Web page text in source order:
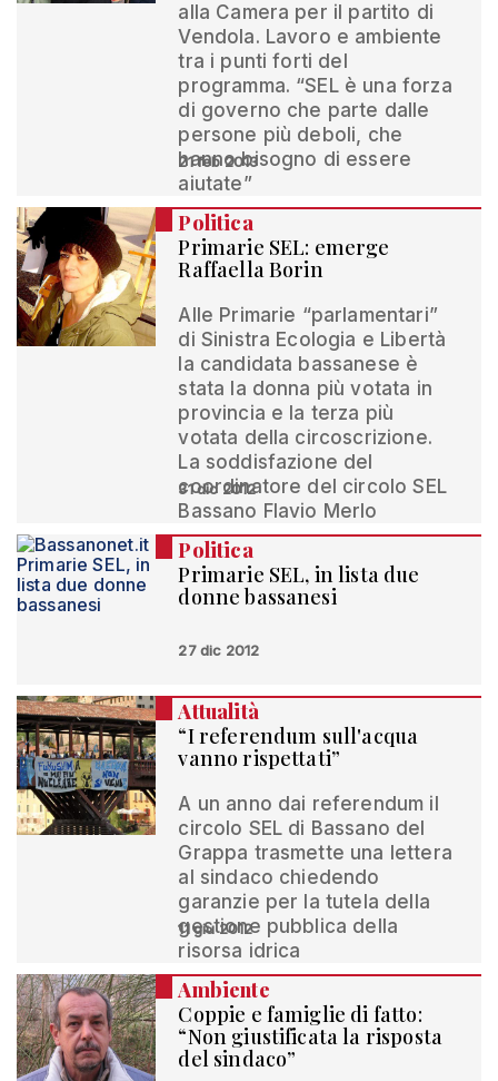
alla Camera per il partito di
Vendola. Lavoro e ambiente
tra i punti forti del
programma. “SEL è una forza
di governo che parte dalle
persone più deboli, che
hanno bisogno di essere
aiutate”
21 feb 2013
Politica
Primarie SEL: emerge
Raffaella Borin
Alle Primarie “parlamentari”
di Sinistra Ecologia e Libertà
la candidata bassanese è
stata la donna più votata in
provincia e la terza più
votata della circoscrizione.
La soddisfazione del
coordinatore del circolo SEL
Bassano Flavio Merlo
31 dic 2012
Politica
Primarie SEL, in lista due
donne bassanesi
27 dic 2012
Attualità
“I referendum sull'acqua
vanno rispettati”
A un anno dai referendum il
circolo SEL di Bassano del
Grappa trasmette una lettera
al sindaco chiedendo
garanzie per la tutela della
gestione pubblica della
risorsa idrica
11 giu 2012
Ambiente
Coppie e famiglie di fatto:
“Non giustificata la risposta
del sindaco”